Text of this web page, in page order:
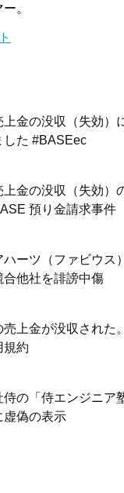
。
上金の没収（失効）
した #BASEec
上金の没収（失効）
預り金請求事件
ハーツ（ファビウス
合他社を誹謗中傷
売上金が没収された
規約
侍の「侍エンジニア
虚偽の表示